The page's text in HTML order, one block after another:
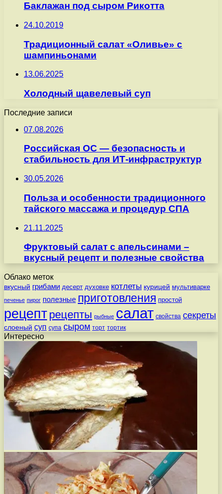
Баклажан под сыром Рикотта
24.10.2019
Традиционный салат «Оливье» с
шампиньонами
13.06.2025
Холодный щавелевый суп
Последние записи
07.08.2026
Российская ОС — безопасность и
стабильность для ИТ-инфраструктур
30.05.2026
Польза и особенности традиционного
тайского массажа и процедур СПА
21.11.2025
Фруктовый салат с апельсинами –
вкусный рецепт и полезные свойства
Облако меток
вкусный грибами десерт духовке котлеты курицей мультиварке
печенье пирог полезные приготовления простой
рецепт рецепты рыбные салат свойства секреты
слоеный суп супа сыром торт тортик
Интересно